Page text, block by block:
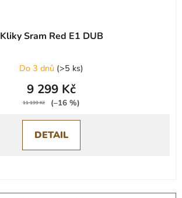
Kliky Sram Red E1 DUB
Do 3 dnů (>5 ks)
9 299 Kč
11 199 Kč (–16 %)
DETAIL